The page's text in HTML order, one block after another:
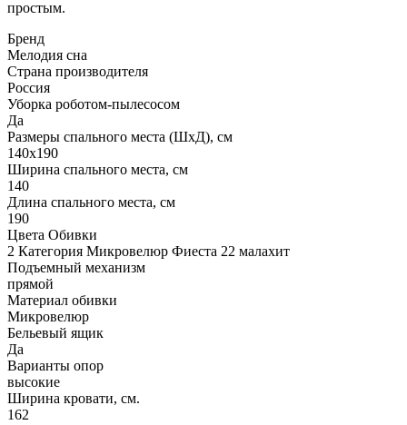
простым.
Бренд
Мелодия сна
Страна производителя
Россия
Уборка роботом-пылесосом
Да
Размеры спального места (ШхД), см
140х190
Ширина спального места, см
140
Длина спального места, см
190
Цвета Обивки
2 Категория Микровелюр Фиеста 22 малахит
Подъемный механизм
прямой
Материал обивки
Микровелюр
Бельевый ящик
Да
Варианты опор
высокие
Ширина кровати, см.
162